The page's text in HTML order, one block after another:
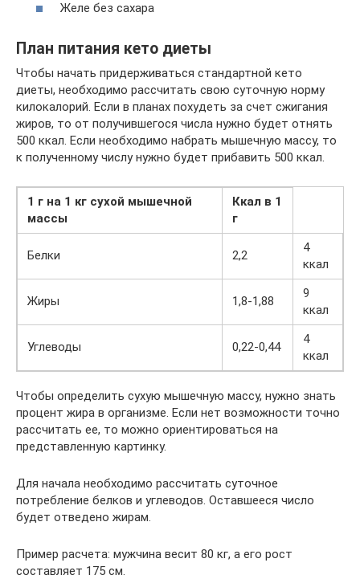
Желе без сахара
План питания кето диеты
Чтобы начать придерживаться стандартной кето
диеты, необходимо рассчитать свою суточную норму
килокалорий. Если в планах похудеть за счет сжигания
жиров, то от получившегося числа нужно будет отнять
500 ккал. Если необходимо набрать мышечную массу, то
к полученному числу нужно будет прибавить 500 ккал.
1 г на 1 кг сухой мышечной
массы
Ккал в 1
г
Белки 2,2
4
ккал
Жиры 1,8-1,88
9
ккал
Углеводы 0,22-0,44
4
ккал
Чтобы определить сухую мышечную массу, нужно знать
процент жира в организме. Если нет возможности точно
рассчитать ее, то можно ориентироваться на
представленную картинку.
Для начала необходимо рассчитать суточное
потребление белков и углеводов. Оставшееся число
будет отведено жирам.
Пример расчета: мужчина весит 80 кг, а его рост
составляет 175 см.